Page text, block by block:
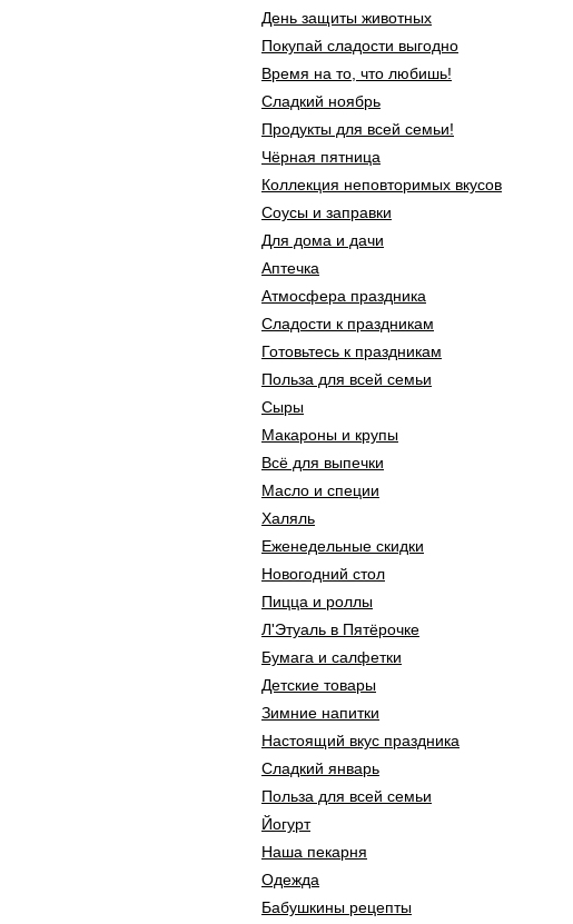
День защиты животных
Покупай сладости выгодно
Время на то, что любишь!
Сладкий ноябрь
Продукты для всей семьи!
Чёрная пятница
Коллекция неповторимых вкусов
Соусы и заправки
Для дома и дачи
Аптечка
Атмосфера праздника
Сладости к праздникам
Готовьтесь к праздникам
Польза для всей семьи
Сыры
Макароны и крупы
Всё для выпечки
Масло и специи
Халяль
Еженедельные скидки
Новогодний стол
Пицца и роллы
Л'Этуаль в Пятёрочке
Бумага и салфетки
Детские товары
Зимние напитки
Настоящий вкус праздника
Сладкий январь
Польза для всей семьи
Йогурт
Наша пекарня
Одежда
Бабушкины рецепты